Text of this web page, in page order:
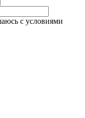
с условиями